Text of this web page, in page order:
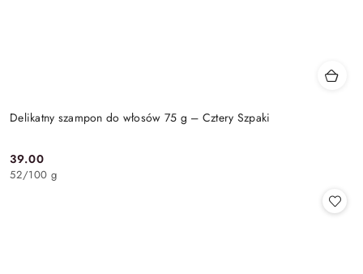
Delikatny szampon do włosów 75 g – Cztery Szpaki
Cena:
39.00
52/100 g